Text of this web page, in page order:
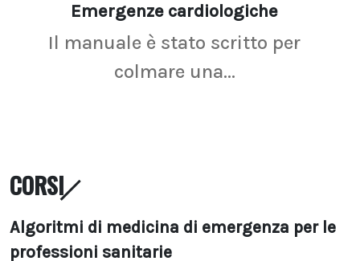
Emergenze cardiologiche
Il manuale è stato scritto per
colmare una...
CORSI
Algoritmi di medicina di emergenza per le
professioni sanitarie